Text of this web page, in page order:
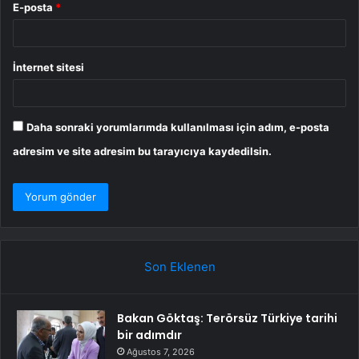
E-posta *
İnternet sitesi
Daha sonraki yorumlarımda kullanılması için adım, e-posta
adresim ve site adresim bu tarayıcıya kaydedilsin.
Son Eklenen
Bakan Göktaş: Terörsüz Türkiye tarihi
bir adımdır
Ağustos 7, 2026